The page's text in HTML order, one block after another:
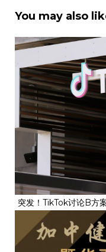
You may also
突发！TikTok讨论B方